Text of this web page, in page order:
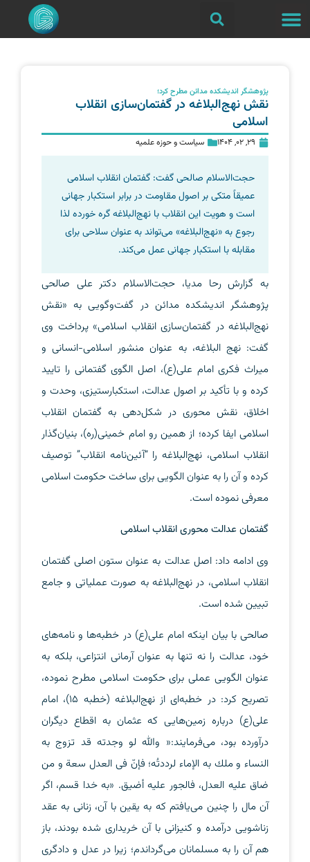
پژوهشگر اندیشکده مدائن مطرح کرد؛
نقش نهج‌البلاغه در گفتمان‌سازی انقلاب
اسلامی
29, 02, 1404 سیاست و حوزه علمیه
حجت‌الاسلام صالحی گفت: گفتمان انقلاب اسلامی
عمیقاً متکی بر اصول مقاومت در برابر استکبار جهانی
است و هویت این انقلاب با نهج‌البلاغه گره خورده لذا
رجوع به «نهج‌البلاغه» می‌تواند به عنوان سلاحی برای
مقابله با استکبار جهانی عمل می‌کند.
به گزارش رحا مدیا، حجت‌الاسلام دکتر علی صالحی
پژوهشگر اندیشکده مدائن در گفت‌وگویی به «نقش
نهج‌البلاغه در گفتمان‌سازی انقلاب اسلامی» پرداخت وی
گفت: نهج البلاغه، به عنوان منشور اسلامی-انسانی و
میراث فکری امام علی(ع)، اصل الگوی گفتمانی را تایید
کرده و با تأکید بر اصول عدالت، استکبارستیزی، وحدت و
اخلاق، نقش محوری در شکل‌دهی به گفتمان انقلاب
اسلامی ایفا کرده؛ از همین رو امام خمینی(ره)، بنیان‌گذار
انقلاب اسلامی، نهج‌البلاغه را “آئین‌نامه انقلاب” توصیف
کرده و آن را به عنوان الگویی برای ساخت حکومت اسلامی
معرفی نموده است.
گفتمان عدالت محوری انقلاب اسلامی
وی ادامه داد: اصل عدالت به عنوان ستون اصلی گفتمان
انقلاب اسلامی، در نهج‌البلاغه به صورت عملیاتی و جامع
تبیین شده است.
صالحی با بیان اینکه امام علی(ع) در خطبه‌ها و نامه‌های
خود، عدالت را نه تنها به عنوان آرمانی انتزاعی، بلکه به
عنوان الگویی عملی برای حکومت اسلامی مطرح نموده،
تصریح کرد: در خطبه‌ای از نهج‌البلاغه (خطبه 15)، امام
علی(ع) درباره زمین‌هایی که عثمان به اقطاع دیگران
درآورده بود، می‌فرمایند:« والله لو وجدته قد تزوج به
النساء و ملك به الإماء لرددتُه؛ فإنّ فى العدل سعة و من
ضاق عليه العدل، فالجور عليه أضيق. «به خدا قسم، اگر
آن مال را چنین می‌یافتم که به یقین با آن، زنانی به عقد
زناشویی درآمده و کنیزانی با آن خریداری شده بودند، باز
هم آن را به مسلمانان می‌گرداندم؛ زیرا در عدل و دادگری